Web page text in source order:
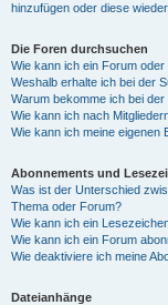
hinzufügen oder diese
Die Foren durchsuchen
Wie kann ich ein Forum
Weshalb erhalte ich bei der
Warum bekomme ich bei
Wie kann ich nach
Wie kann ich meine eigenen
Abonnements und
Was ist der Unterschied
Thema oder Forum?
Wie kann ich ein
Wie kann ich ein Forum
Wie deaktiviere ich meine
Dateianhänge